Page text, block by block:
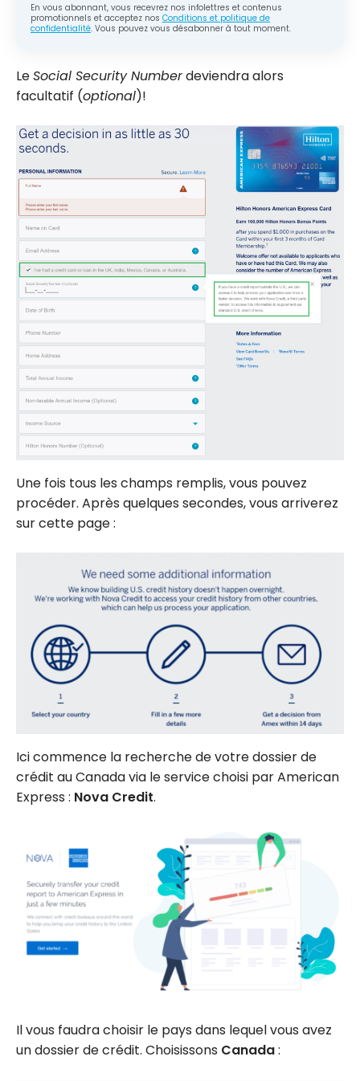
En vous abonnant, vous recevrez nos infolettres et contenus
promotionnels et acceptez nos Conditions et politique de
confidentialité. Vous pouvez vous désabonner à tout moment.
LeSocial Security Numberdeviendra alors
facultatif (optional)!
Une fois tous les champs remplis, vous pouvez
procéder. Après quelques secondes, vous arriverez
sur cette page :
Ici commence la recherche de votre dossier de
crédit au Canada via le service choisi par American
Express : Nova Credit.
Il vous faudra choisir le pays dans lequel vous avez
un dossier de crédit. Choisissons Canada: